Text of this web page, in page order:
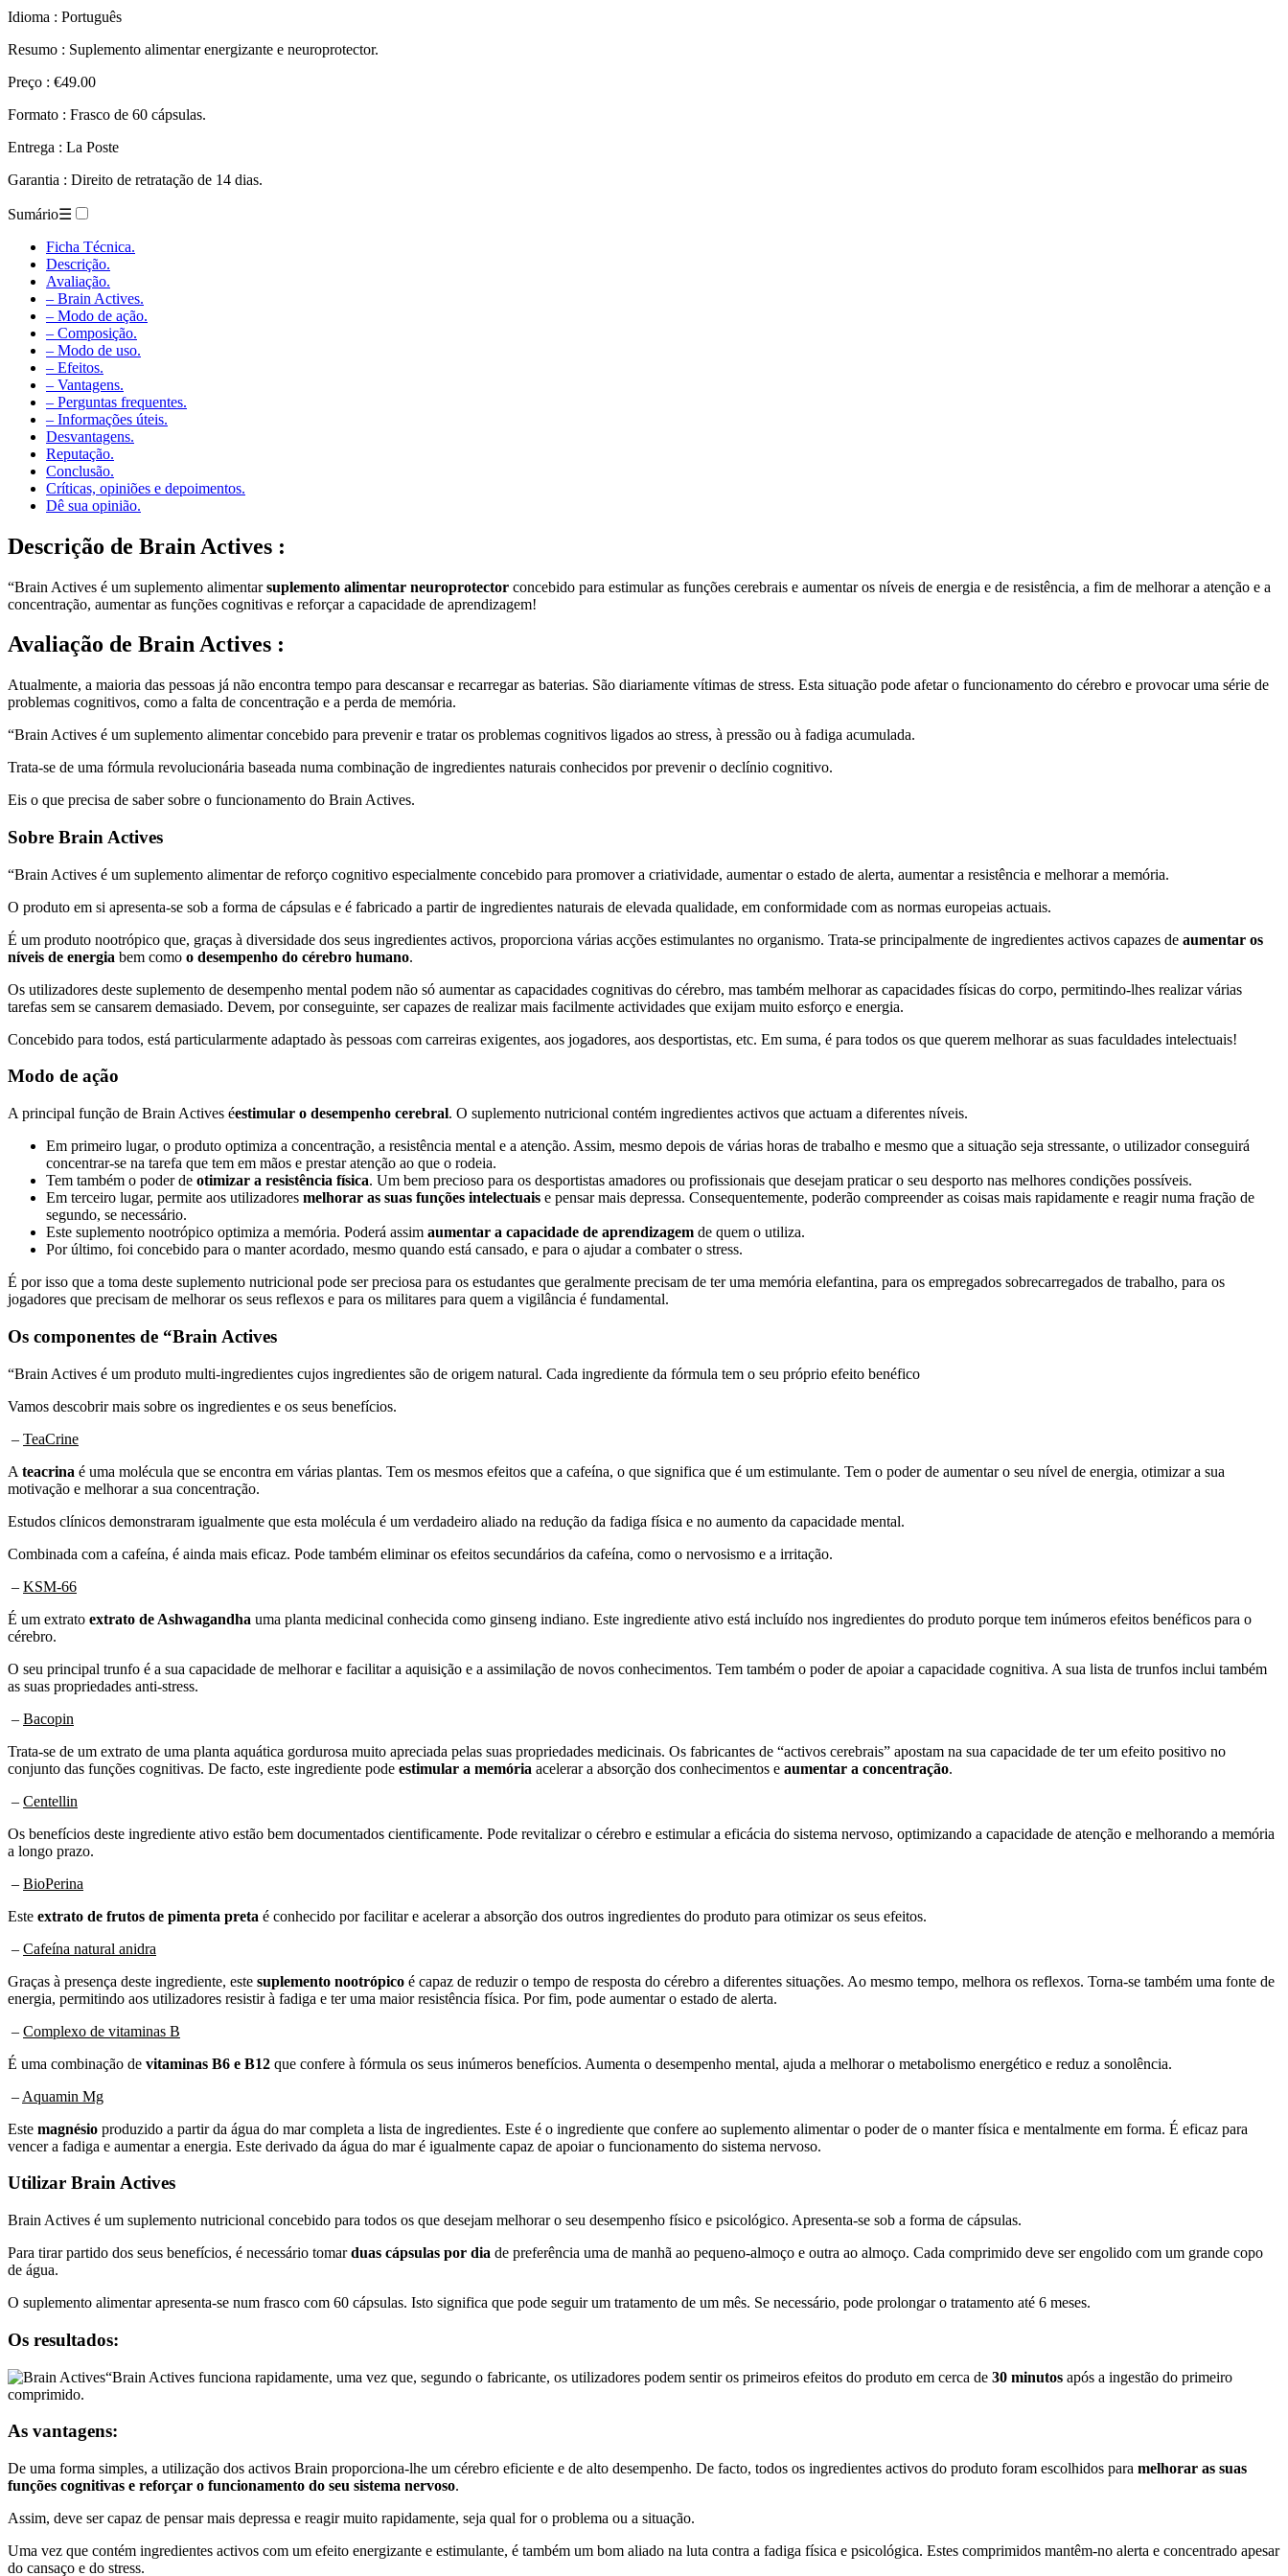
Idioma : Português
Resumo : Suplemento alimentar energizante e neuroprotector.
Preço : €49.00
Formato : Frasco de 60 cápsulas.
Entrega : La Poste
Garantia : Direito de retratação de 14 dias.
Sumário☰
Ficha Técnica.
Descrição.
Avaliação.
– Brain Actives.
– Modo de ação.
– Composição.
– Modo de uso.
– Efeitos.
– Vantagens.
– Perguntas frequentes.
– Informações úteis.
Desvantagens.
Reputação.
Conclusão.
Críticas, opiniões e depoimentos.
Dê sua opinião.
Descrição de Brain Actives :
“Brain Actives é um suplemento alimentarsuplemento alimentar neuroprotector concebido para estimular as funções cerebrais e aumentar os níveis de energia e de resistência, a fim de melhorar a atenção e a
concentração, aumentar as funções cognitivas e reforçar a capacidade de aprendizagem!
Avaliação de Brain Actives :
Atualmente, a maioria das pessoas já não encontra tempo para descansar e recarregar as baterias. São diariamente vítimas de stress. Esta situação pode afetar o funcionamento do cérebro e provocar uma série de
problemas cognitivos, como a falta de concentração e a perda de memória.
“Brain Actives é um suplemento alimentar concebido para prevenir e tratar os problemas cognitivos ligados ao stress, à pressão ou à fadiga acumulada.
Trata-se de uma fórmula revolucionária baseada numa combinação de ingredientes naturais conhecidos por prevenir o declínio cognitivo.
Eis o que precisa de saber sobre o funcionamento do Brain Actives.
Sobre Brain Actives
“Brain Actives é um suplemento alimentar de reforço cognitivo especialmente concebido para promover a criatividade, aumentar o estado de alerta, aumentar a resistência e melhorar a memória.
O produto em si apresenta-se sob a forma de cápsulas e é fabricado a partir de ingredientes naturais de elevada qualidade, em conformidade com as normas europeias actuais.
É um produto nootrópico que, graças à diversidade dos seus ingredientes activos, proporciona várias acções estimulantes no organismo. Trata-se principalmente de ingredientes activos capazes de aumentar os
níveis de energia bem como o desempenho do cérebro humano.
Os utilizadores deste suplemento de desempenho mental podem não só aumentar as capacidades cognitivas do cérebro, mas também melhorar as capacidades físicas do corpo, permitindo-lhes realizar várias
tarefas sem se cansarem demasiado. Devem, por conseguinte, ser capazes de realizar mais facilmente actividades que exijam muito esforço e energia.
Concebido para todos, está particularmente adaptado às pessoas com carreiras exigentes, aos jogadores, aos desportistas, etc. Em suma, é para todos os que querem melhorar as suas faculdades intelectuais!
Modo de ação
A principal função de Brain Actives éestimular o desempenho cerebral. O suplemento nutricional contém ingredientes activos que actuam a diferentes níveis.
Em primeiro lugar, o produto optimiza a concentração, a resistência mental e a atenção. Assim, mesmo depois de várias horas de trabalho e mesmo que a situação seja stressante, o utilizador conseguirá
concentrar-se na tarefa que tem em mãos e prestar atenção ao que o rodeia.
Tem também o poder de otimizar a resistência física. Um bem precioso para os desportistas amadores ou profissionais que desejam praticar o seu desporto nas melhores condições possíveis.
Em terceiro lugar, permite aos utilizadores melhorar as suas funções intelectuais e pensar mais depressa. Consequentemente, poderão compreender as coisas mais rapidamente e reagir numa fração de
segundo, se necessário.
Este suplemento nootrópico optimiza a memória. Poderá assim aumentar a capacidade de aprendizagem de quem o utiliza.
Por último, foi concebido para o manter acordado, mesmo quando está cansado, e para o ajudar a combater o stress.
É por isso que a toma deste suplemento nutricional pode ser preciosa para os estudantes que geralmente precisam de ter uma memória elefantina, para os empregados sobrecarregados de trabalho, para os
jogadores que precisam de melhorar os seus reflexos e para os militares para quem a vigilância é fundamental.
Os componentes de “Brain Actives
“Brain Actives é um produto multi-ingredientes cujos ingredientes são de origem natural. Cada ingrediente da fórmula tem o seu próprio efeito benéfico
Vamos descobrir mais sobre os ingredientes e os seus benefícios.
– TeaCrine
A teacrina é uma molécula que se encontra em várias plantas. Tem os mesmos efeitos que a cafeína, o que significa que é um estimulante. Tem o poder de aumentar o seu nível de energia, otimizar a sua
motivação e melhorar a sua concentração.
Estudos clínicos demonstraram igualmente que esta molécula é um verdadeiro aliado na redução da fadiga física e no aumento da capacidade mental.
Combinada com a cafeína, é ainda mais eficaz. Pode também eliminar os efeitos secundários da cafeína, como o nervosismo e a irritação.
– KSM-66
É um extrato extrato de Ashwagandha uma planta medicinal conhecida como ginseng indiano. Este ingrediente ativo está incluído nos ingredientes do produto porque tem inúmeros efeitos benéficos para o
cérebro.
O seu principal trunfo é a sua capacidade de melhorar e facilitar a aquisição e a assimilação de novos conhecimentos. Tem também o poder de apoiar a capacidade cognitiva. A sua lista de trunfos inclui também
as suas propriedades anti-stress.
– Bacopin
Trata-se de um extrato de uma planta aquática gordurosa muito apreciada pelas suas propriedades medicinais. Os fabricantes de “activos cerebrais” apostam na sua capacidade de ter um efeito positivo no
conjunto das funções cognitivas. De facto, este ingrediente pode estimular a memória acelerar a absorção dos conhecimentos e aumentar a concentração.
– Centellin
Os benefícios deste ingrediente ativo estão bem documentados cientificamente. Pode revitalizar o cérebro e estimular a eficácia do sistema nervoso, optimizando a capacidade de atenção e melhorando a memória
a longo prazo.
– BioPerina
Este extrato de frutos de pimenta preta é conhecido por facilitar e acelerar a absorção dos outros ingredientes do produto para otimizar os seus efeitos.
– Cafeína natural anidra
Graças à presença deste ingrediente, este suplemento nootrópico é capaz de reduzir o tempo de resposta do cérebro a diferentes situações. Ao mesmo tempo, melhora os reflexos. Torna-se também uma fonte de
energia, permitindo aos utilizadores resistir à fadiga e ter uma maior resistência física. Por fim, pode aumentar o estado de alerta.
– Complexo de vitaminas B
É uma combinação de vitaminas B6 e B12 que confere à fórmula os seus inúmeros benefícios. Aumenta o desempenho mental, ajuda a melhorar o metabolismo energético e reduz a sonolência.
– Aquamin Mg
Este magnésio produzido a partir da água do mar completa a lista de ingredientes. Este é o ingrediente que confere ao suplemento alimentar o poder de o manter física e mentalmente em forma. É eficaz para
vencer a fadiga e aumentar a energia. Este derivado da água do mar é igualmente capaz de apoiar o funcionamento do sistema nervoso.
Utilizar Brain Actives
Brain Actives é um suplemento nutricional concebido para todos os que desejam melhorar o seu desempenho físico e psicológico. Apresenta-se sob a forma de cápsulas.
Para tirar partido dos seus benefícios, é necessário tomarduas cápsulas por dia de preferência uma de manhã ao pequeno-almoço e outra ao almoço. Cada comprimido deve ser engolido com um grande copo
de água.
O suplemento alimentar apresenta-se num frasco com 60 cápsulas. Isto significa que pode seguir um tratamento de um mês. Se necessário, pode prolongar o tratamento até 6 meses.
Os resultados:
“Brain Actives funciona rapidamente, uma vez que, segundo o fabricante, os utilizadores podem sentir os primeiros efeitos do produto em cerca de 30 minutos após a ingestão do primeiro
comprimido.
As vantagens:
De uma forma simples, a utilização dos activos Brain proporciona-lhe um cérebro eficiente e de alto desempenho. De facto, todos os ingredientes activos do produto foram escolhidos para melhorar as suas
funções cognitivas e reforçar o funcionamento do seu sistema nervoso.
Assim, deve ser capaz de pensar mais depressa e reagir muito rapidamente, seja qual for o problema ou a situação.
Uma vez que contém ingredientes activos com um efeito energizante e estimulante, é também um bom aliado na luta contra a fadiga física e psicológica. Estes comprimidos mantêm-no alerta e concentrado apesar
do cansaço e do stress.